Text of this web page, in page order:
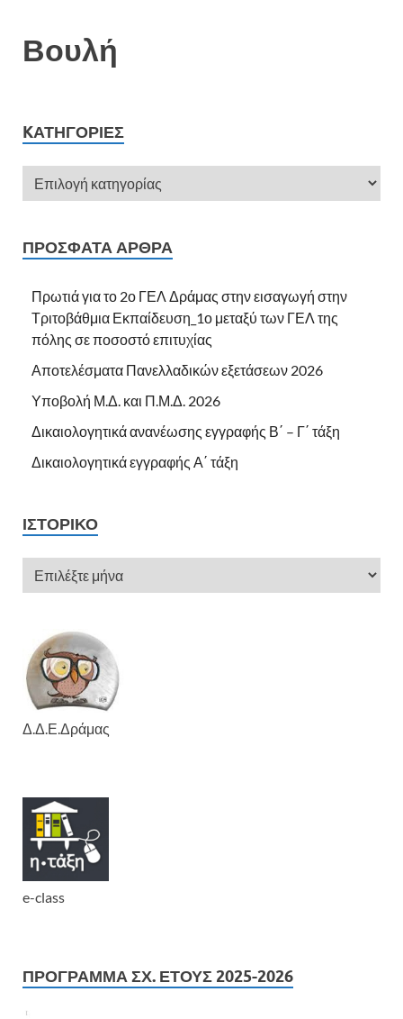
Βουλή
KΑΤΗΓΟΡΊΕΣ
ΠΡΌΣΦΑΤΑ ΆΡΘΡΑ
Πρωτιά για το 2ο ΓΕΛ Δράμας στην εισαγωγή στην
Τριτοβάθμια Εκπαίδευση_1ο μεταξύ των ΓΕΛ της
πόλης σε ποσοστό επιτυχίας
Αποτελέσματα Πανελλαδικών εξετάσεων 2026
Υποβολή Μ.Δ. και Π.Μ.Δ. 2026
Δικαιολογητικά ανανέωσης εγγραφής Β΄ – Γ΄ τάξη
Δικαιολογητικά εγγραφής Α΄ τάξη
ΙΣΤΟΡΙΚΌ
Δ.Δ.Ε.Δράμας
e-class
ΠΡΟΓΡΑΜΜΑ ΣΧ. ΕΤΟΥΣ 2025-2026